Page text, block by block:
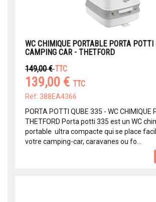
WC CHIMIQUE PORTABLE PORTA POTTI
CAMPING CAR - THETFORD
149,00 €TTC
139,00 € TTC
Réf: 388EA4366
PORTA POTTI QUBE 335 - WC CHIMIQUE
THETFORD Porta potti 335 est un WC
portable ultra compacte qui se place
votre camping-car, caravanes ou fo...